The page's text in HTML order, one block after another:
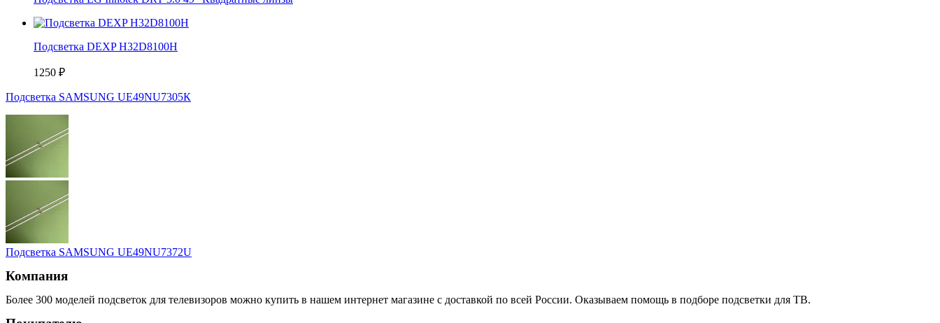
Подсветка DEXP H32D8100H
1250 ₽
Подсветка SAMSUNG UЕ49NU7305К
Подсветка SAMSUNG UЕ49NU7372U
Компания
Более 300 моделей подсветок для телевизоров можно купить в нашем интернет магазине с доставкой по всей России. Оказываем помощь в подборе подсветки для ТВ.